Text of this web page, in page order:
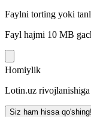
Faylni torting yoki
Fayl hajmi 10 MB
Homiylik
Lotin.uz rivojlanishiga
Siz ham hissa qo'shing!